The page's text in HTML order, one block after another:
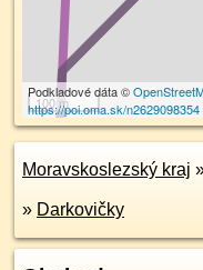
100 m
Podkladové dáta ©
https://poi.oma.sk/n2629098354
Moravskoslezský kraj
» Darkovičky